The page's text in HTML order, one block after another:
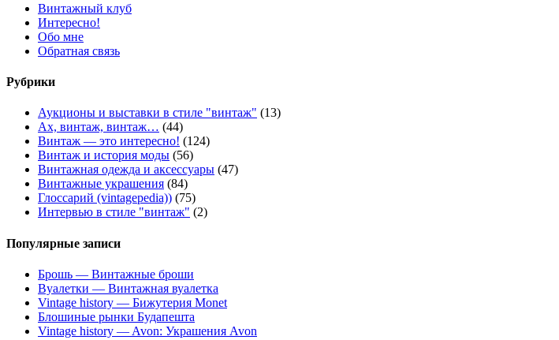
Винтажный клуб
Интересно!
Обо мне
Обратная связь
Рубрики
Аукционы и выставки в стиле "винтаж" (13)
Ах, винтаж, винтаж… (44)
Винтаж — это интересно! (124)
Винтаж и история моды (56)
Винтажная одежда и аксессуары (47)
Винтажные украшения (84)
Глоссарий (vintagepedia)) (75)
Интервью в стиле "винтаж" (2)
Популярные записи
Брошь — Винтажные броши
Вуалетки — Винтажная вуалетка
Vintage history — Бижутерия Monet
Блошиные рынки Будапешта
Vintage history — Avon: Украшения Avon